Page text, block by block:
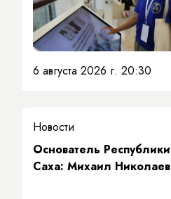
6 августа 2026 г. 20:30
Новости
Основатель Республики
Саха: Михаил Николаев